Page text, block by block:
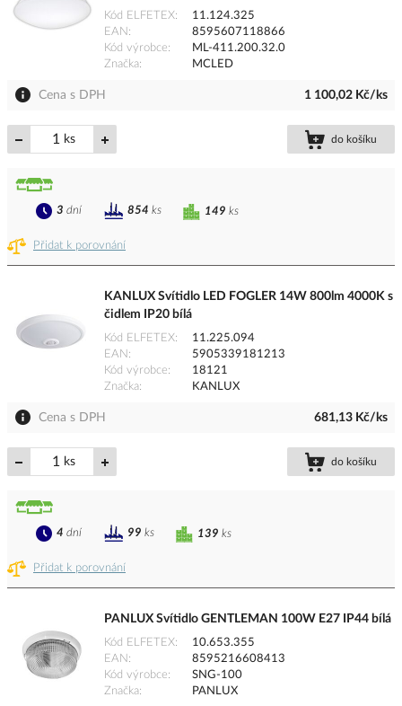
Kód ELFETEX
11.124.325
EAN
8595607118866
Kód výrobce
ML-411.200.32.0
Značka
MCLED
Cena s DPH 1 100,02 Kč/ks
ks do košíku
Přidat k porovnání
149 ks
3 dní 854 ks
KANLUX Svítidlo LED FOGLER 14W 800lm 4000K s
čidlem IP20 bílá
Kód ELFETEX
11.225.094
EAN
5905339181213
Kód výrobce
18121
Značka
KANLUX
Cena s DPH 681,13 Kč/ks
ks do košíku
Přidat k porovnání
139 ks
4 dní 99 ks
PANLUX Svítidlo GENTLEMAN 100W E27 IP44 bílá
Kód ELFETEX
10.653.355
EAN
8595216608413
Kód výrobce
SNG-100
Značka
PANLUX